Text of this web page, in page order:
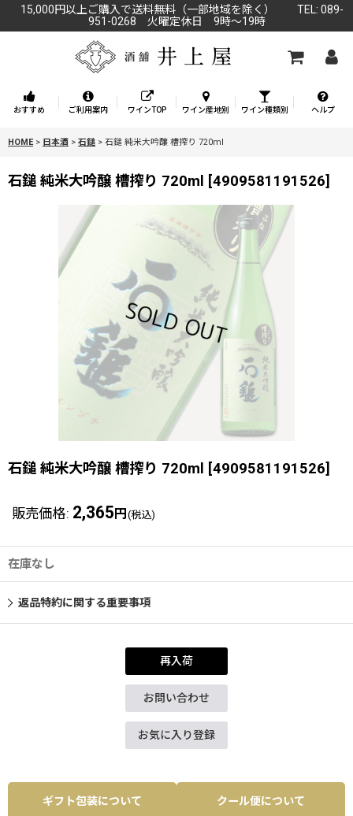
15,000円以上ご購入で送料無料（一部地域を除く） TEL: 089-
951-0268 火曜定休日 9時～19時
おすすめ ご利用案内 ワインTOP ワイン産地別 ワイン種類別 ヘルプ
HOME > 日本酒 > 石鎚 > 石鎚 純米大吟醸 槽搾り 720ml
石鎚 純米大吟醸 槽搾り 720ml [4909581191526]
石鎚 純米大吟醸 槽搾り 720ml [4909581191526]
販売価格: 2,365 円 (税込)
在庫なし
返品特約に関する重要事項
再入荷
お問い合わせ
お気に入り登録
ギフト包装について クール便について